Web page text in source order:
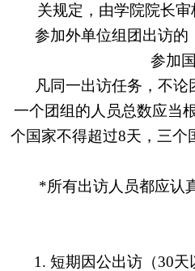
关规定，由学院院长
参加外单位组团出访的
参加
凡同一出访任务，不
一个团组的人员总数应当
个国家不得超过8天，三个
*所有出访人员都应认
1. 短期因公出访（30